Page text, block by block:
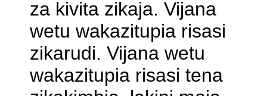
za kivita zikaja. Vijana
wetu wakazitupia risasi
zikarudi. Vijana wetu
wakazitupia risasi tena